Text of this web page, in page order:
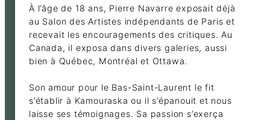
À l’âge de 18 ans, Pierre Navarre exposait déjà
au Salon des Artistes indépendants de Paris et
recevait les encouragements des critiques. Au
Canada, il exposa dans divers galeries, aussi
bien à Québec, Montréal et Ottawa.
Son amour pour le Bas-Saint-Laurent le fit
s’établir à Kamouraska ou il s’épanouit et nous
laisse ses témoignages. Sa passion s’exerça